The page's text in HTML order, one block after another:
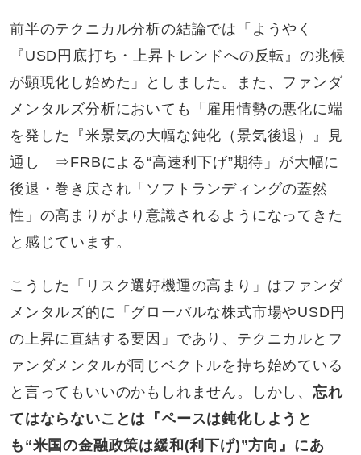
前半のテクニカル分析の結論では「ようやく
『USD円底打ち・上昇トレンドへの反転』の兆候
が顕現化し始めた」としました。また、ファンダ
メンタルズ分析においても「雇用情勢の悪化に端
を発した『米景気の大幅な鈍化（景気後退）』見
通し ⇒FRBによる“高速利下げ”期待」が大幅に
後退・巻き戻され「ソフトランディングの蓋然
性」の高まりがより意識されるようになってきた
と感じています。
こうした「リスク選好機運の高まり」はファンダ
メンタルズ的に「グローバルな株式市場やUSD円
の上昇に直結する要因」であり、テクニカルとフ
ァンダメンタルが同じベクトルを持ち始めている
と言ってもいいのかもしれません。しかし、 忘れ
てはならないことは『ペースは鈍化しようと
も“米国の金融政策は緩和(利下げ)”方向』にあ